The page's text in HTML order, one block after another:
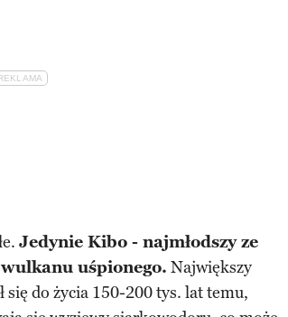
Jedynie Kibo - najmłodszy ze
uśpionego. Największy
się do życia 150-200 tys. lat temu,